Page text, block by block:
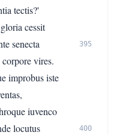
tectis?'
cessit
senecta
395
vires.
improbus iste
iuvenco
locutus
400